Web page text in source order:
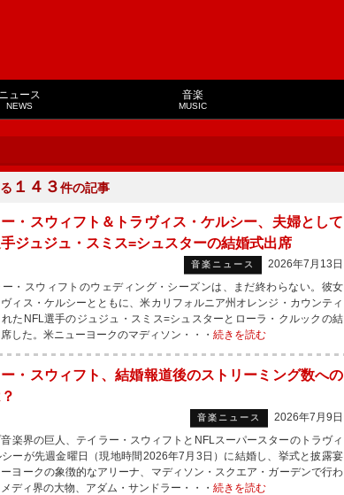
ニュース
NEWS
音楽
MUSIC
１４３件の記事
・スウィフト＆トラヴィス・ケルシー、夫婦として
ジュジュ・スミス=シュスターの結婚式出席
音楽ニュース
2026年7月13日
・スウィフトのウェディング・シーズンは、まだ終わらない。彼女
ィス・ケルシーとともに、米カリフォルニア州オレンジ・カウンティ
たNFL選手のジュジュ・スミス=シュスターとローラ・クルックの結
した。米ニューヨークのマディソン・・・ 続きを読む
・スウィフト、結婚報道後のストリーミング数への
音楽ニュース
2026年7月9日
楽界の巨人、テイラー・スウィフトとNFLスーパースターのトラヴィ
シーが先週金曜日（現地時間2026年7月3日）に結婚し、挙式と披露宴
ヨークの象徴的なアリーナ、マディソン・スクエア・ガーデンで行わ
ディ界の大物、アダム・サンドラー・・・ 続きを読む